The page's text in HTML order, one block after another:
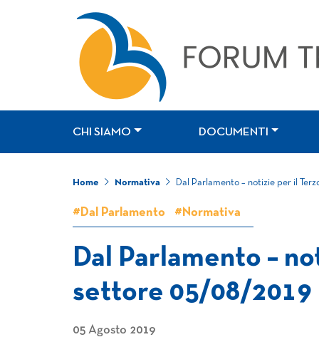
CHI SIAMO DOCUMENTI
Home Normativa Dal Parlamento – notizie per il
#Dal Parlamento #Normativa
Dal Parlamento –
settore 05/08/2019
05 Agosto 2019